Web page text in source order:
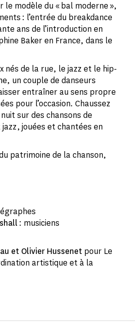
modèle du « bal moderne »,
: l’entrée du breakdance
ans de l’introduction en
Baker en France, dans le
nés de la rue, le jazz et le hip-
un couple de danseurs
entraîner au sens propre
pour l’occasion. Chaussez
sur des chansons de
jouées et chantées en
patrimoine de la chanson,
: musiciens
et Olivier Hussenet pour Le
artistique et à la